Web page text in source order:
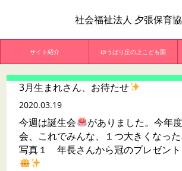
社会福祉法人 夕張保育
サイト紹介 ゆうばり丘の上こども園
3月生まれさん、お待たせ
2020.03.19
今週は誕生会
がありました。今年
会、これでみんな、１つ大きくなっ
写真１ 年長さんから冠のプレゼント